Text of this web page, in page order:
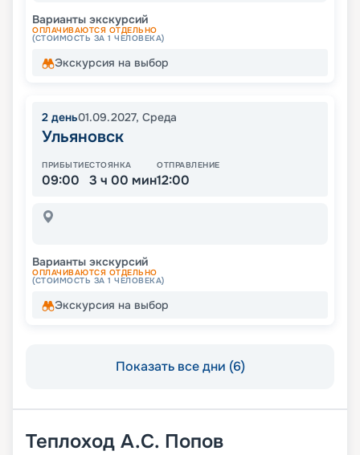
Варианты экскурсий
ОПЛАЧИВАЮТСЯ ОТДЕЛЬНО
(СТОИМОСТЬ ЗА 1 ЧЕЛОВЕКА)
Экскурсия на выбор
2 день01.09.2027, Среда
Ульяновск
ПРИБЫТИЕ
09:00
СТОЯНКА
3 ч 00 мин
ОТПРАВЛЕНИЕ
12:00
Варианты экскурсий
ОПЛАЧИВАЮТСЯ ОТДЕЛЬНО
(СТОИМОСТЬ ЗА 1 ЧЕЛОВЕКА)
Экскурсия на выбор
Показать все дни (6)
Теплоход А.С. Попов